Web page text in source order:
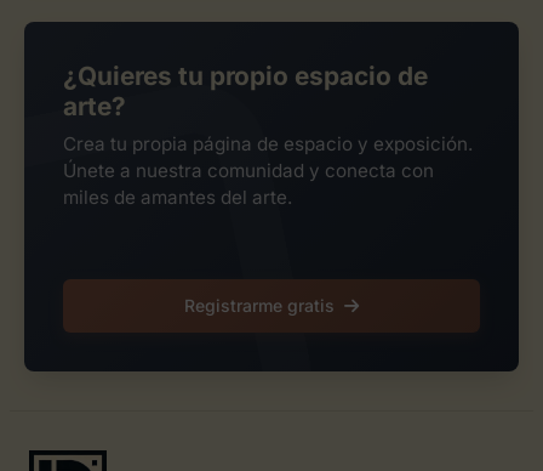
¿Quieres tu propio espacio de
arte?
Crea tu propia página de espacio y exposición.
Únete a nuestra comunidad y conecta con
miles de amantes del arte.
Registrarme gratis